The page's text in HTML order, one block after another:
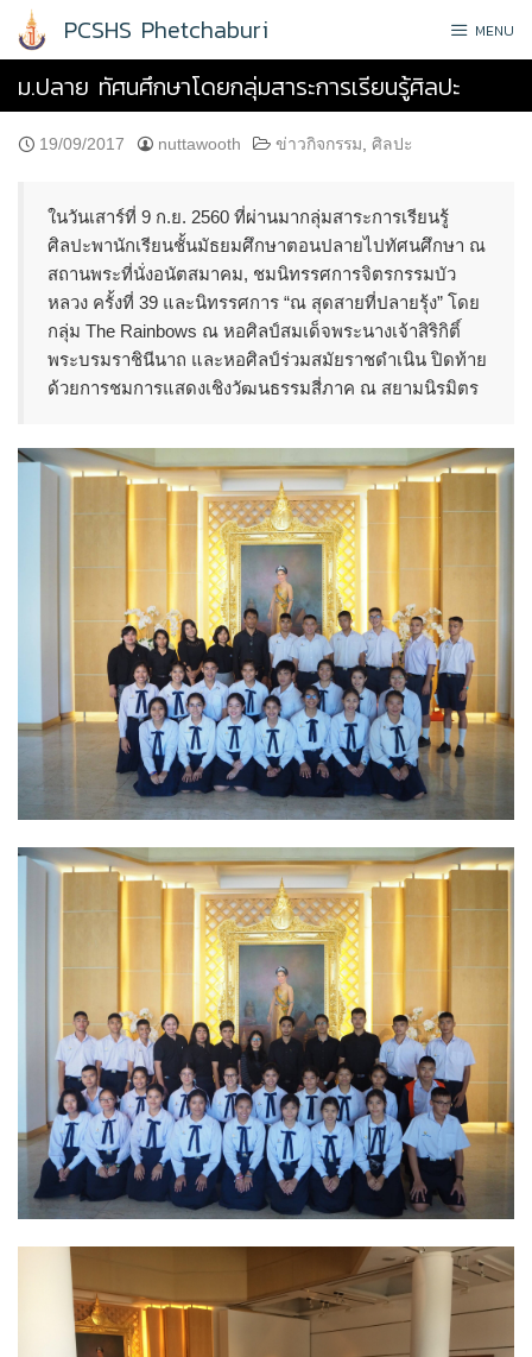
Skip
PCSHS Phetchaburi MENU
ม.ปลาย ทัศนศึกษาโดยกลุ่มสาระการเรียนรู้ศิลปะ
19/09/2017 nuttawooth ข่าวกิจกรรม ศิลปะ
ในวันเสาร์ที่ 9 ก.ย. 2560 ที่ผ่านมากลุ่มสาระการเรียนรู้
ศิลปะพานักเรียนชั้นมัธยมศึกษาตอนปลายไปทัศนศึกษา ณ
สถานพระที่นั่งอนัตสมาคม, ชมนิทรรศการจิตรกรรมบัว
หลวง ครั้งที่ 39 และนิทรรศการ “ณ สุดสายที่ปลายรุ้ง” โดย
กลุ่ม The Rainbows ณ หอศิลป์สมเด็จพระนางเจ้าสิริกิติ์
พระบรมราชินีนาถ และหอศิลป์ร่วมสมัยราชดำเนิน ปิดท้าย
ด้วยการชมการแสดงเชิงวัฒนธรรมสี่ภาค ณ สยามนิรมิตร